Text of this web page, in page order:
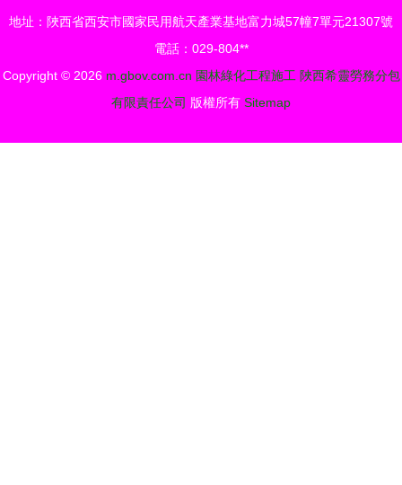
工程施工的
場地設施優
質工程巡禮
地址：陜西省西安市國家民用航天產業基地富力城57幢7單元21307號
電話：029-804**
Copyright © 2026 m.gbov.com.cn 園林綠化工程施工 陜西希靈勞務分包
有限責任公司 版權所有 Sitemap